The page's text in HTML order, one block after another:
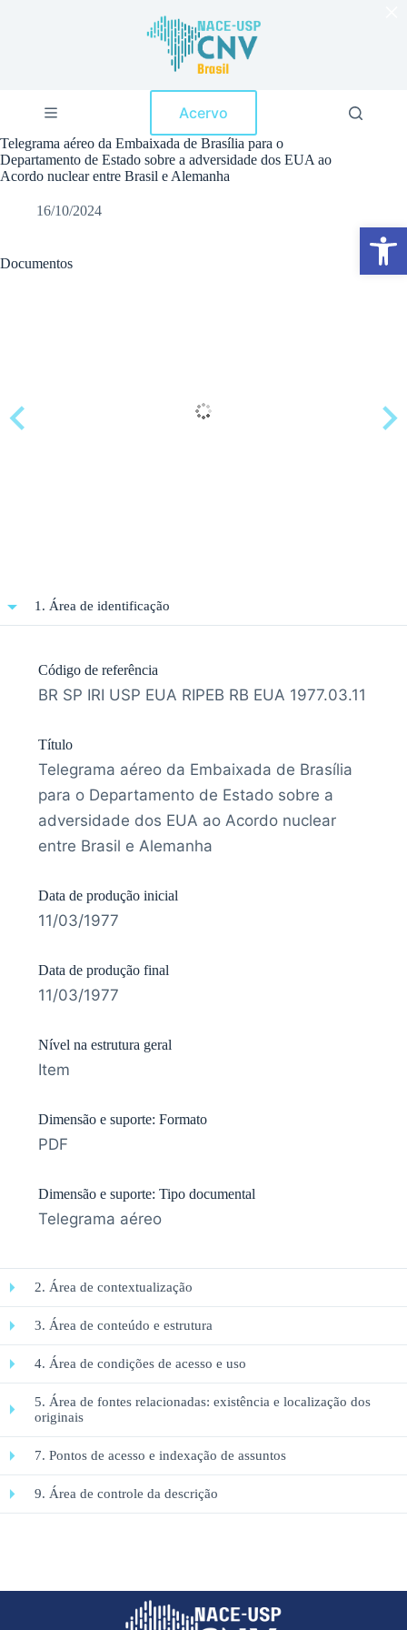
Abrir a barra de ferramentas
a
o
c
ú
Acervo
Telegrama aéreo da Embaixada de Brasília para o
Departamento de Estado sobre a adversidade dos EUA ao
Acordo nuclear entre Brasil e Alemanha
16/10/2024
Documentos
1. Área de identificação
Código de referência
BR SP IRI USP EUA RIPEB RB EUA 1977.03.11
Título
Telegrama aéreo da Embaixada de Brasília
para o Departamento de Estado sobre a
adversidade dos EUA ao Acordo nuclear
entre Brasil e Alemanha
Data de produção inicial
11/03/1977
Data de produção final
11/03/1977
Nível na estrutura geral
Item
Dimensão e suporte: Formato
PDF
Dimensão e suporte: Tipo documental
Telegrama aéreo
2. Área de contextualização
3. Área de conteúdo e estrutura
4. Área de condições de acesso e uso
5. Área de fontes relacionadas: existência e localização dos
originais
7. Pontos de acesso e indexação de assuntos
9. Área de controle da descrição